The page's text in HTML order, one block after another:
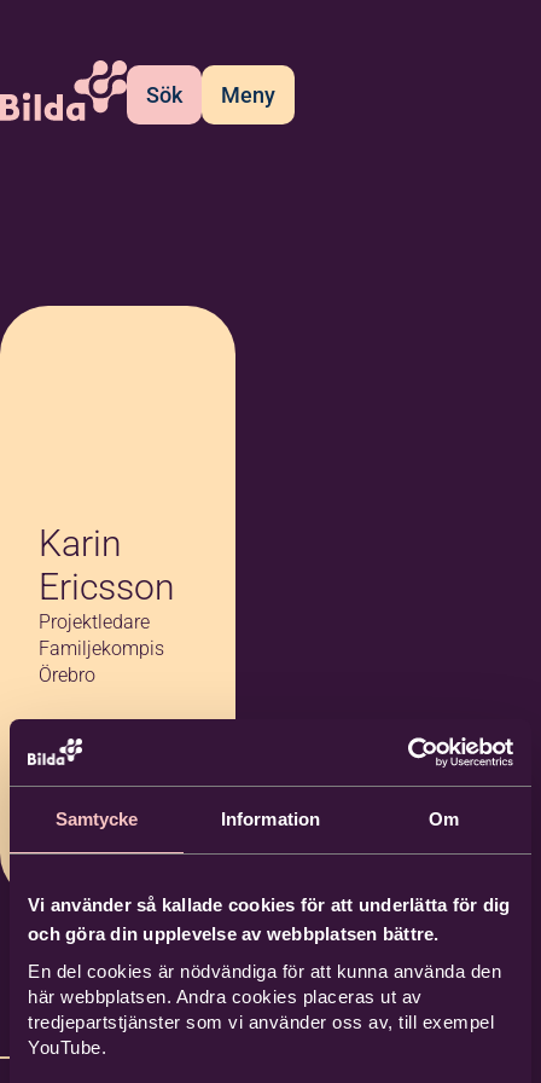
Samtycke Information Om
Vi använder så kallade cookies för att underlätta för dig
och göra din upplevelse av webbplatsen bättre.
En del cookies är nödvändiga för att kunna använda den
här webbplatsen. Andra cookies placeras ut av
tredjepartstjänster som vi använder oss av, till exempel
YouTube.
Sök Meny
Karin
Ericsson
Projektledare
Familjekompis
Örebro
karin.ericss
e